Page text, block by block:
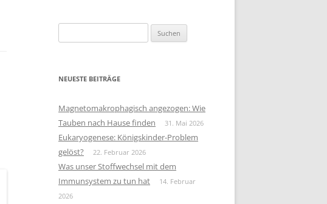
nach:
NEUESTE BEITRÄGE
Magnetomakrophagisch angezogen: Wie
Tauben nach Hause finden
31. Mai 2026
Eukaryogenese: Königskinder-Problem
gelöst?
22. Februar 2026
Was unser Stoffwechsel mit dem
Immunsystem zu tun hat
14. Februar
2026